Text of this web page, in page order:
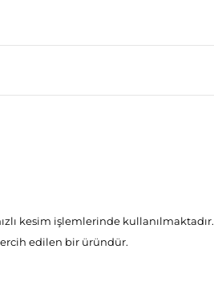
kesim işlemlerinde kullanılmaktadır.
edilen bir üründür.